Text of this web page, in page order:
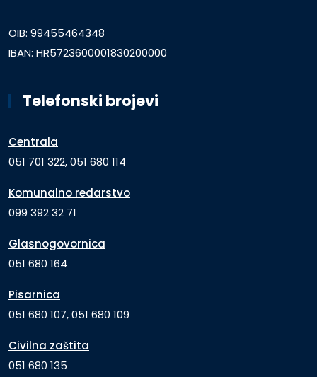
OIB: 99455464348
IBAN: HR5723600001830200000
Telefonski brojevi
Centrala
051 701 322, 051 680 114
Komunalno redarstvo
099 392 32 71
Glasnogovornica
051 680 164
Pisarnica
051 680 107, 051 680 109
Civilna zaštita
051 680 135